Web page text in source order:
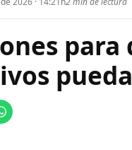
para